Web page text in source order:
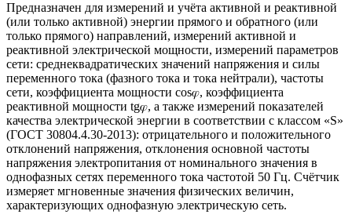
Предназначен для измерений и учёта активной и реактивной
(или только активной) энергии прямого и обратного (или
только прямого) направлений, измерений активной и
реактивной электрической мощности, измерений параметров
сети: среднеквадратических значений напряжения и силы
переменного тока (фазного тока и тока нейтрали), частоты
сети, коэффициента мощности cos𝜑, коэффициента
реактивной мощности tg𝜑, а также измерений показателей
качества электрической энергии в соответствии с классом «S»
(ГОСТ 30804.4.30-2013): отрицательного и положительного
отклонений напряжения, отклонения основной частоты
напряжения электропитания от номинального значения в
однофазных сетях переменного тока частотой 50 Гц. Счётчик
измеряет мгновенные значения физических величин,
характеризующих однофазную электрическую сеть.